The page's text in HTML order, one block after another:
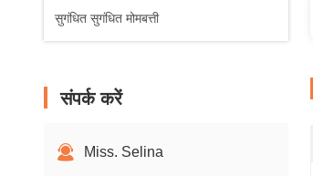
सुगंधित सुगंधित मोमबत्ती
संपर्क करें
Miss. Selina